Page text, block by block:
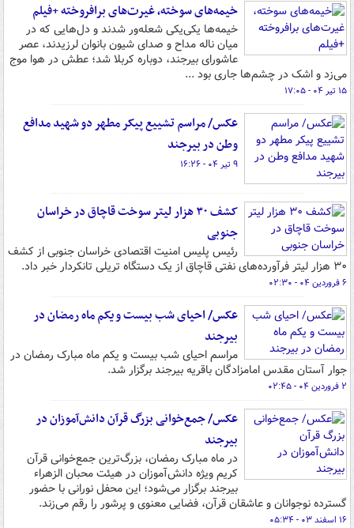
خیمه‌های سوخته، غیرت‌های برافروخته +فیلم
خیمه‌ها یکی‌یکی شعله‌ور شدند و دل‌هایی که در
میان ناله‌ مداح و صدای شیون بانوان لرزیدند، عصر
عاشورای بیرجند، دوباره کربلا شد؛ عطش در هوا موج
می‌زد و اشک در چشم‌ها جاری بود ...
۱۵ تیر ۰۴ - ۱۷:۰۵
عکس/ مراسم تشییع پیکر مطهر دو شهید مدافع
وطن در بیرجند
۹ تیر ۰۴ - ۱۶:۲۶
کشف ۳۰ هزار لیتر سوخت قاچاق در خراسان
جنوبی
رئیس پلیس امنیت اقتصادی خراسان جنوبی از کشف
۳۰ هزار لیتر فرآورده‌های نفتی قاچاق از یک دستگاه تریلی تانکردار خبر داد.
۶ فروردین ۰۴ - ۰۲:۳۰
عکس/ احیای شب بیست و یکم ماه رمضان در
بیرجند
مراسم احیای شب بیست و یکم ماه مبارک رمضان در
جوار آستان مقدس امامزادگان باقریه بیرجند برگزار شد.
۲ فروردین ۰۴ - ۰۲:۴۵
عکس/ جمع‌خوانی بزرگ قرآن دانش‌آموزان در
بیرجند
در ماه مبارک رمضان، بزرگ‌ترین جمع‌خوانی قرآن
کریم ویژه دانش‌آموزان در هیئت محبان الزهراء
بیرجند برگزار می‌شود؛ این محفل نورانی با حضور
گسترده نوجوانان و عاشقان قرآن، فضایی معنوی و پرشور را رقم می‌زند.
۱۶ اسفند ۰۳ - ۰۵:۳۴